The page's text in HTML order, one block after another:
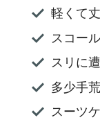
軽くて
スコー
スリに
多少手
スーツ